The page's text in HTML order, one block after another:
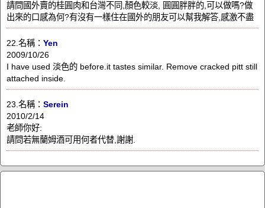
請問國外賣的桂圓肉和台灣不同,顏色較淡, 圓圓胖胖的,可以做嗎?做
出來的口感為何?有沒有一樣住在國外的朋友可以幫我解答,感激不盡
22.名稱： Yen
2009/10/26
I have used 淡色的 before.it tastes similar. Remove cracked pitt still
attached inside.
23.名稱： Serein
2010/2/14
老師你好:
請問若無蘭姆酒可用何者代替,謝謝.